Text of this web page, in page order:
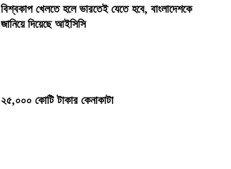
বিশ্বকাপ খেলতে হলে ভারতেই যেতে হবে, বাংলাদেশকে
জানিয়ে দিয়েছে আইসিসি
২৫,০০০ কোটি টাকার কেনাকাটা